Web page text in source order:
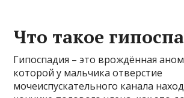
Что такое
Гипоспадия – это врождённая
которой у мальчика отверстие
мочеиспускательного канала